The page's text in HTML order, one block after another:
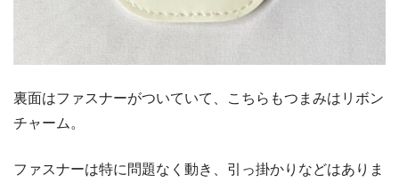
裏面はファスナーがついていて、こちらもつまみはリボン
チャーム。
ファスナーは特に問題なく動き、引っ掛かりなどはありま